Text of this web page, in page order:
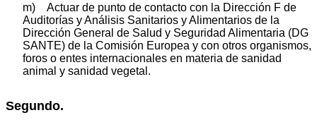
m) Actuar de punto de contacto con la Dirección F de
Auditorías y Análisis Sanitarios y Alimentarios de la
Dirección General de Salud y Seguridad Alimentaria (DG
SANTE) de la Comisión Europea y con otros organismos,
foros o entes internacionales en materia de sanidad
animal y sanidad vegetal.
Segundo.